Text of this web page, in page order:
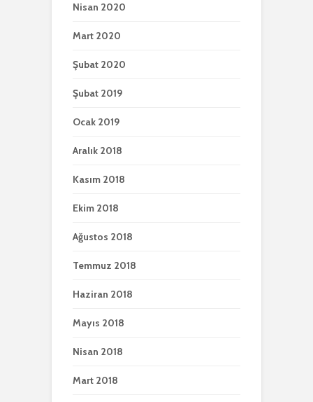
Nisan 2020
Mart 2020
Şubat 2020
Şubat 2019
Ocak 2019
Aralık 2018
Kasım 2018
Ekim 2018
Ağustos 2018
Temmuz 2018
Haziran 2018
Mayıs 2018
Nisan 2018
Mart 2018